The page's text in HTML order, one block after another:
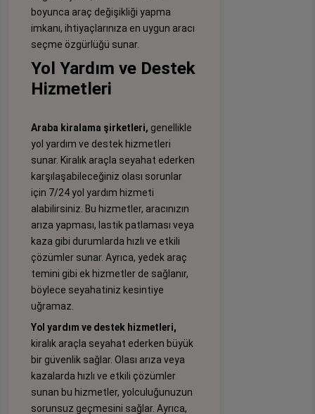
boyunca araç değişikliği yapma
imkanı, ihtiyaçlarınıza en uygun aracı
seçme özgürlüğü sunar.
Yol Yardım ve Destek
Hizmetleri
Araba kiralama şirketleri, genellikle
yol yardım ve destek hizmetleri
sunar. Kiralık araçla seyahat ederken
karşılaşabileceğiniz olası sorunlar
için 7/24 yol yardım hizmeti
alabilirsiniz. Bu hizmetler, aracınızın
arıza yapması, lastik patlaması veya
kaza gibi durumlarda hızlı ve etkili
çözümler sunar. Ayrıca, yedek araç
temini gibi ek hizmetler de sağlanır,
böylece seyahatiniz kesintiye
uğramaz.
Yol yardım ve destek hizmetleri,
kiralık araçla seyahat ederken büyük
bir güvenlik sağlar. Olası arıza veya
kazalarda hızlı ve etkili çözümler
sunan bu hizmetler, yolculuğunuzun
sorunsuz geçmesini sağlar. Ayrıca,